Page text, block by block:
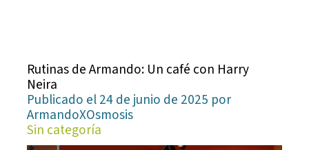
Rutinas de Armando: Un café con Harry
Neira
Publicado el 24 de junio de 2025 por
ArmandoXOsmosis
Sin categoría